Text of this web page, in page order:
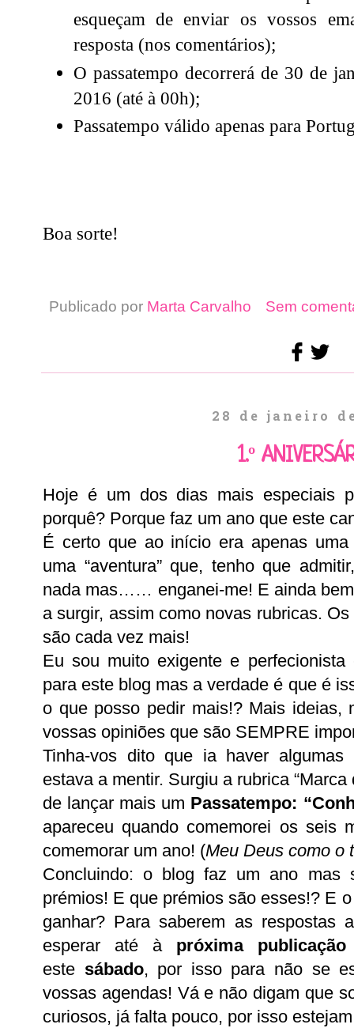
esqueçam de enviar os vossos
resposta (nos comentários);
O passatempo decorrerá de 30 de
2016 (até à 00h);
Passatempo válido apenas para
Boa sorte!
Publicado por Marta Carvalho Sem
28 de janeiro
1.º
Hoje é um dos dias mais especiais
porquê? Porque faz um ano que este
É certo que ao início era apenas
uma “aventura” que, tenho que
nada mas…… enganei-me! E ainda
a surgir, assim como novas rubricas.
são cada vez mais!
Eu sou muito exigente e
para este blog mas a verdade é que é
o que posso pedir mais!? Mais ideias,
vossas opiniões que são SEMPRE
Tinha-vos dito que ia haver
estava a mentir. Surgiu a rubrica
de lançar mais um Passatempo:
apareceu quando comemorei os seis
comemorar um ano! (Meu Deus como o
Concluindo: o blog faz um ano mas
prémios! E que prémios são esses!? E
ganhar? Para saberem as respostas
esperar até à
próxima publicação
este sábado, por isso para não se
vossas agendas! Vá e não digam que
curiosos, já falta pouco, por isso